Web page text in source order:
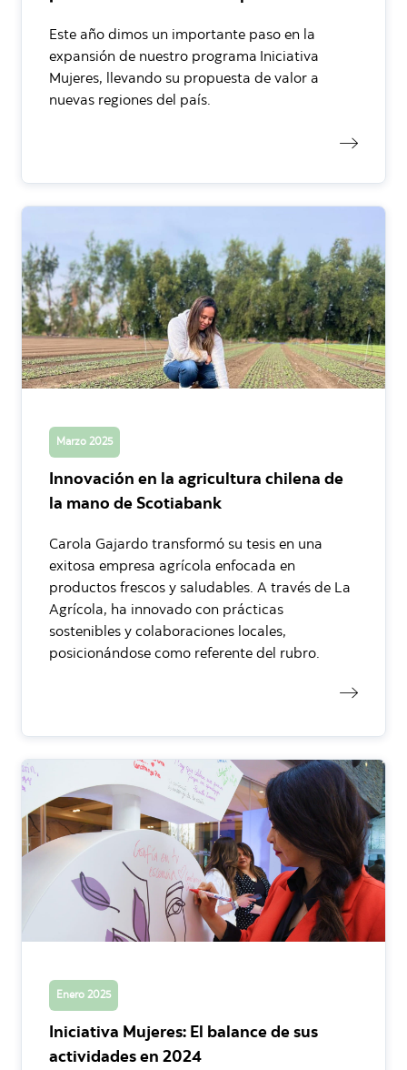
Este año dimos un importante paso en la
expansión de nuestro programa Iniciativa
Mujeres, llevando su propuesta de valor a
nuevas regiones del país.
Marzo 2025
Innovación en la agricultura chilena de
la mano de Scotiabank
Carola Gajardo transformó su tesis en una
exitosa empresa agrícola enfocada en
productos frescos y saludables. A través de La
Agrícola, ha innovado con prácticas
sostenibles y colaboraciones locales,
posicionándose como referente del rubro.
Enero 2025
Iniciativa Mujeres: El balance de sus
actividades en 2024